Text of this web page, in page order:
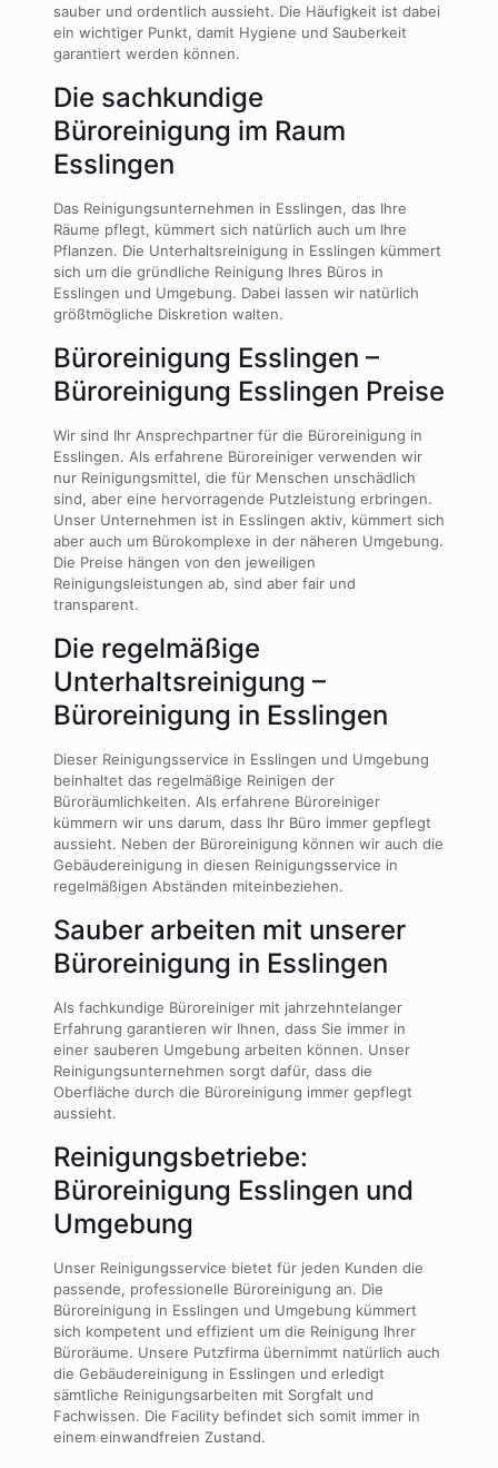
sauber und ordentlich aussieht. Die Häufigkeit ist dabei
ein wichtiger Punkt, damit Hygiene und Sauberkeit
garantiert werden können.
Die sachkundige
Büroreinigung im Raum
Esslingen
Das Reinigungsunternehmen in Esslingen, das Ihre
Räume pflegt, kümmert sich natürlich auch um Ihre
Pflanzen. Die Unterhaltsreinigung in Esslingen kümmert
sich um die gründliche Reinigung Ihres Büros in
Esslingen und Umgebung. Dabei lassen wir natürlich
größtmögliche Diskretion walten.
Büroreinigung Esslingen –
Büroreinigung Esslingen Preise
Wir sind Ihr Ansprechpartner für die Büroreinigung in
Esslingen. Als erfahrene Büroreiniger verwenden wir
nur Reinigungsmittel, die für Menschen unschädlich
sind, aber eine hervorragende Putzleistung erbringen.
Unser Unternehmen ist in Esslingen aktiv, kümmert sich
aber auch um Bürokomplexe in der näheren Umgebung.
Die Preise hängen von den jeweiligen
Reinigungsleistungen ab, sind aber fair und
transparent.
Die regelmäßige
Unterhaltsreinigung –
Büroreinigung in Esslingen
Dieser Reinigungsservice in Esslingen und Umgebung
beinhaltet das regelmäßige Reinigen der
Büroräumlichkeiten. Als erfahrene Büroreiniger
kümmern wir uns darum, dass Ihr Büro immer gepflegt
aussieht. Neben der Büroreinigung können wir auch die
Gebäudereinigung in diesen Reinigungsservice in
regelmäßigen Abständen miteinbeziehen.
Sauber arbeiten mit unserer
Büroreinigung in Esslingen
Als fachkundige Büroreiniger mit jahrzehntelanger
Erfahrung garantieren wir Ihnen, dass Sie immer in
einer sauberen Umgebung arbeiten können. Unser
Reinigungsunternehmen sorgt dafür, dass die
Oberfläche durch die Büroreinigung immer gepflegt
aussieht.
Reinigungsbetriebe:
Büroreinigung Esslingen und
Umgebung
Unser Reinigungsservice bietet für jeden Kunden die
passende, professionelle Büroreinigung an. Die
Büroreinigung in Esslingen und Umgebung kümmert
sich kompetent und effizient um die Reinigung Ihrer
Büroräume. Unsere Putzfirma übernimmt natürlich auch
die Gebäudereinigung in Esslingen und erledigt
sämtliche Reinigungsarbeiten mit Sorgfalt und
Fachwissen. Die Facility befindet sich somit immer in
einem einwandfreien Zustand.